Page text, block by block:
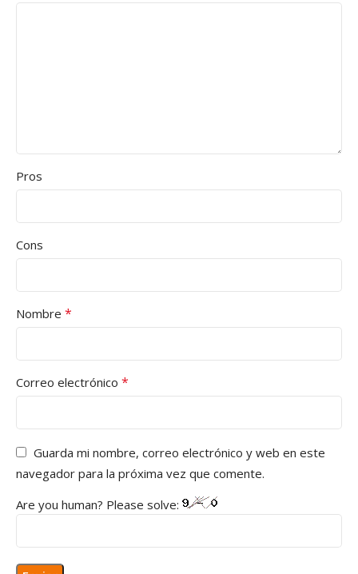
Pros
Cons
Nombre *
Correo electrónico *
Guarda mi nombre, correo electrónico y web en este
navegador para la próxima vez que comente.
Are you human? Please solve: